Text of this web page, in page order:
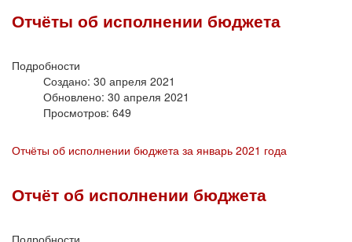
Отчёты об исполнении бюджета
Подробности
Создано: 30 апреля 2021
Обновлено: 30 апреля 2021
Просмотров: 649
Отчёты об исполнении бюджета за январь 2021 года
Отчёт об исполнении бюджета
Подробности